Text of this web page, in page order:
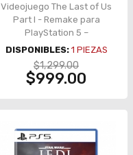
Videojuego The Last of Us
Part I - Remake para
PlayStation 5 –
1000030406-AC
DISPONIBLES: 1 PIEZAS
$1,299.00
$999.00